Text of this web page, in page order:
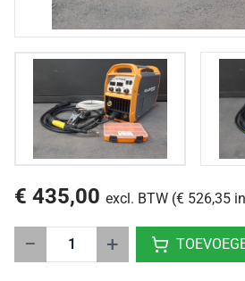
€ 435,00 excl. BTW (€ 526,35
− +